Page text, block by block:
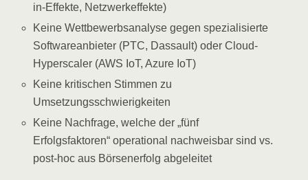
in-Effekte, Netzwerkeffekte)
Keine Wettbewerbsanalyse gegen spezialisierte
Softwareanbieter (PTC, Dassault) oder Cloud-
Hyperscaler (AWS IoT, Azure IoT)
Keine kritischen Stimmen zu
Umsetzungsschwierigkeiten
Keine Nachfrage, welche der „fünf
Erfolgsfaktoren“ operational nachweisbar sind vs.
post-hoc aus Börsenerfolg abgeleitet